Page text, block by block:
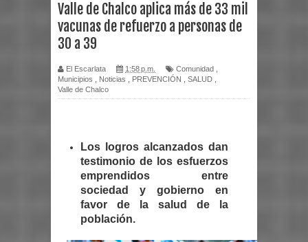
Valle de Chalco aplica más de 33 mil
vacunas de refuerzo a personas de
30 a 39
El Escarlata 1:58 p.m. Comunidad
Municipios
Noticias PREVENCIÓN SALUD
Valle de Chalco
Los logros alcanzados dan
testimonio de los esfuerzos
emprendidos entre
sociedad y gobierno en
favor de la salud de la
población.